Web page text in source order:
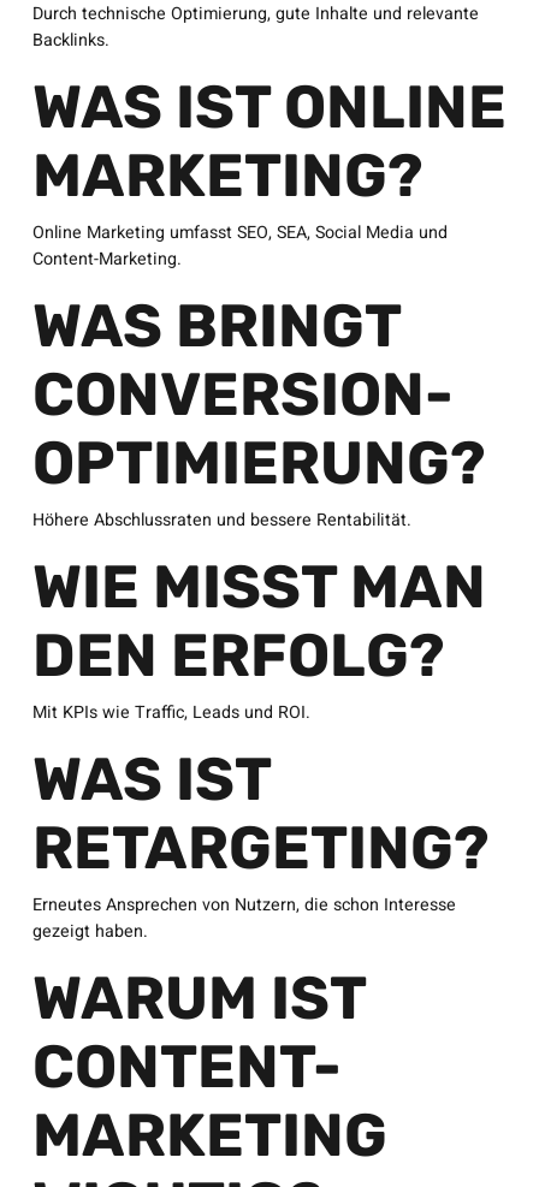
Durch technische Optimierung, gute Inhalte und relevante
Backlinks.
WAS IST ONLINE
MARKETING?
Online Marketing umfasst SEO, SEA, Social Media und
Content-Marketing.
WAS BRINGT
CONVERSION-
OPTIMIERUNG?
Höhere Abschlussraten und bessere Rentabilität.
WIE MISST MAN
DEN ERFOLG?
Mit KPIs wie Traffic, Leads und ROI.
WAS IST
RETARGETING?
Erneutes Ansprechen von Nutzern, die schon Interesse
gezeigt haben.
WARUM IST
CONTENT-
MARKETING